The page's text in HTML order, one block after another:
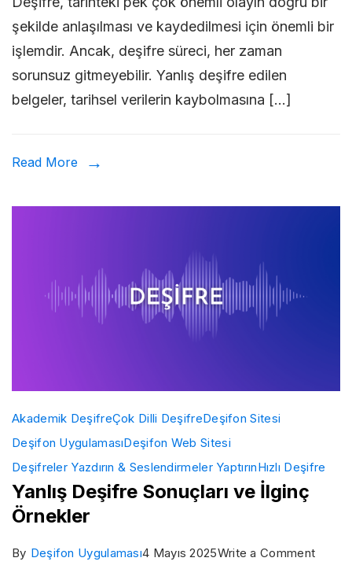
Yanlış
şekilde anlaşılması ve kaydedilmesi için önemli bir
işlemdir. Ancak, deşifre süreci, her zaman
sorunsuz gitmeyebilir. Yanlış deşifre edilen
belgeler, tarihsel verilerin kaybolmasına […]
Read More
Akademik DeşifreÇok Dilli DeşifreDeşifon Sitesi
Deşifon UygulamasıDeşifon Web Sitesi
Deşifreler Yazdırın & Seslendirmeler YaptırınHızlı Deşifre
Yanlış Deşifre Sonuçları ve İlginç
Örnekler
By Deşifon Uygulaması4 Mayıs 2025Write a Commenton